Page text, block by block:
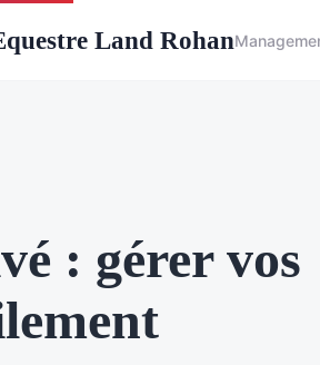
Land Rohan
: gérer vos